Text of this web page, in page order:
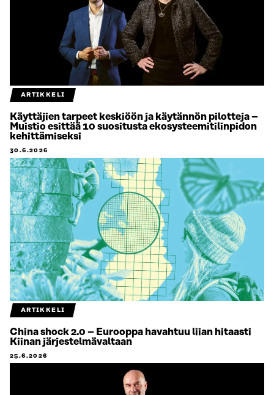
ARTIKKELI
Käyttäjien tarpeet keskiöön ja käytännön pilotteja –
Muistio esittää 10 suositusta ekosysteemitilinpidon
kehittämiseksi
30.6.2026
ARTIKKELI
China shock 2.0 – Eurooppa havahtuu liian hitaasti
Kiinan järjestelmävaltaan
25.6.2026